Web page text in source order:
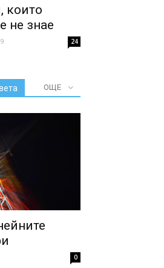
които
не знае
24
ОЩЕ
0